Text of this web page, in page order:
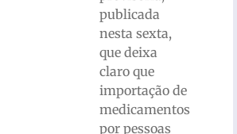
publicada
nesta sexta,
que deixa
claro que
importação de
medicamentos
por pessoas